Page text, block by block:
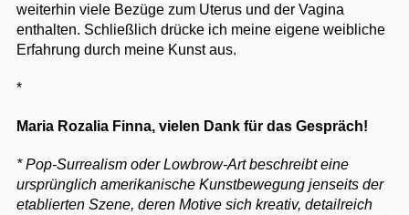
weiterhin viele Bezüge zum Uterus und der Vagina
enthalten. Schließlich drücke ich meine eigene weibliche
Erfahrung durch meine Kunst aus.
*
Maria Rozalia Finna, vielen Dank für das Gespräch!
* Pop-Surrealism oder Lowbrow-Art beschreibt eine
ursprünglich amerikanische Kunstbewegung jenseits der
etablierten Szene, deren Motive sich kreativ, detailreich